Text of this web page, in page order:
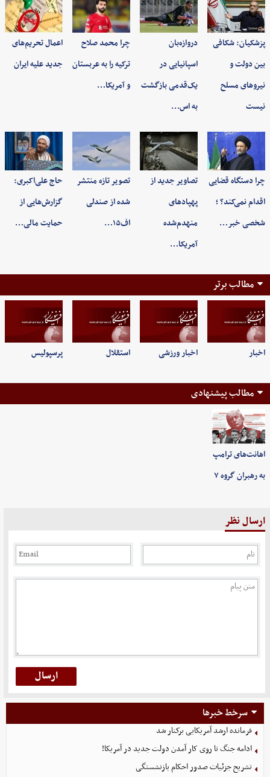
پزشکیان: شکافی
بین دولت و
نیروهای مسلح
نیست
دروازه‌بان
اسپانیایی در
یک‌قدمی بازگشت
به اس…
چرا محمد صلاح
ترکیه را به عربستان
و آمریکا…
اعمال تحریم‌های
جدید علیه ایران
چرا دستگاه قضایی
اقدام نمی‌کند؟ ؛
شخصی خبر…
تصاویر جدید از
پهپادهای
منهدم‌شده
آمریکا…
تصویر تازه منتشر
شده از صندلی
اف۱۵…
حاج علی‌اکبری:
گزارش‌هایی از
حمایت مالی…
مطالب برتر
اخبار اخبار ورزشی استقلال پرسپولیس
مطالب پیشنهادی
اهانت‌های ترامپ
به رهبران گروه ۷
ارسال نظر
سرخط خبرها
فرمانده ارشد آمریکایی برکنار شد
ادامه جنگ تا روی کار آمدن دولت جدید در آمریکا!
تشریح جزئیات صدور احکام بازنشستگی